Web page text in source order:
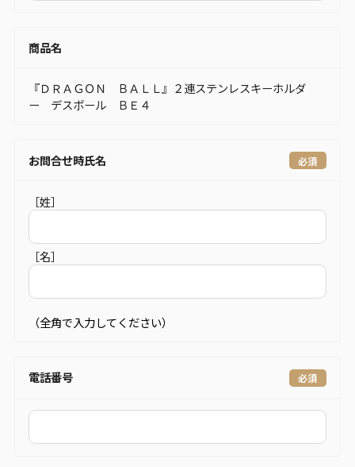
商品名
『ＤＲＡＧＯＮ ＢＡＬＬ』２連ステンレスキーホルダ
ー デスボール ＢＥ４
お問合せ時氏名
［姓］
［名］
（全角で入力してください）
電話番号